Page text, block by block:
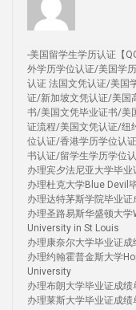
-美国留学生学历认证【
外学历学位认证/美国学
认证 法国文凭认证/美国
证/新加坡文凭认证/美国
书/美国文凭毕业证书/美
证流程/美国文凭认证/纽
位认证/香港学历学位认
书认证/留学生学历学位
办理宾夕法尼亚大学毕
办理杜克大学Blue Devil
办理达特茅斯学院毕业
办理圣路易斯华盛顿大
University in St Louis
办理康奈尔大学毕业证
办理约翰霍普金斯大学
University
办理布朗大学毕业证成
办理莱斯大学毕业证成